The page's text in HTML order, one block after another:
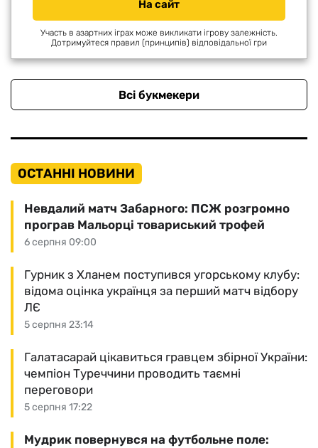
На сайт
Участь в азартних іграх може викликати ігрову залежність.
Дотримуйтеся правил (принципів) відповідальної гри
Всі букмекери
ОСТАННІ НОВИНИ
6 серпня 09:00
Невдалий матч Забарного: ПСЖ розгромно
програв Мальорці товариський трофей
5 серпня 23:14
Гурник з Хланем поступився угорському клубу:
відома оцінка українця за перший матч відбору
ЛЄ
5 серпня 17:22
Галатасарай цікавиться гравцем збірної України:
чемпіон Туреччини проводить таємні
переговори
Мудрик повернувся на футбольне поле: